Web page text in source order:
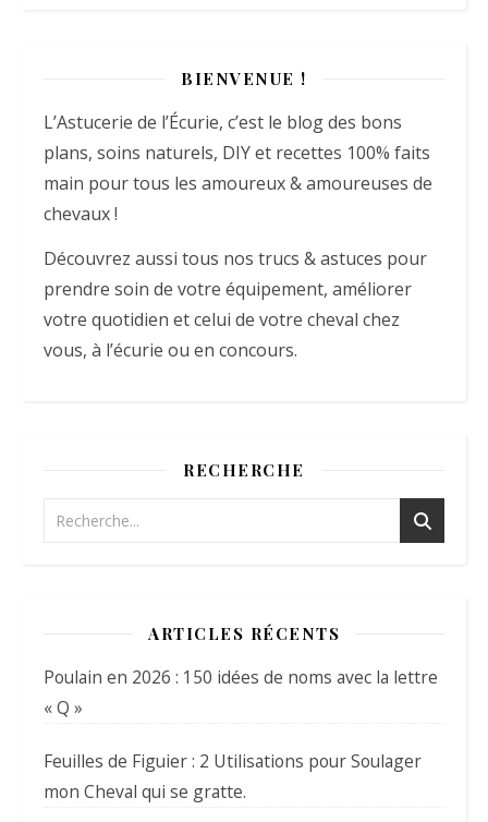
BIENVENUE !
L’Astucerie de l’Écurie, c’est le blog des bons
plans, soins naturels, DIY et recettes 100% faits
main pour tous les amoureux & amoureuses de
chevaux !
Découvrez aussi tous nos trucs & astuces pour
prendre soin de votre équipement, améliorer
votre quotidien et celui de votre cheval chez
vous, à l’écurie ou en concours.
RECHERCHE
ARTICLES RÉCENTS
Poulain en 2026 : 150 idées de noms avec la lettre
« Q »
Feuilles de Figuier : 2 Utilisations pour Soulager
mon Cheval qui se gratte.